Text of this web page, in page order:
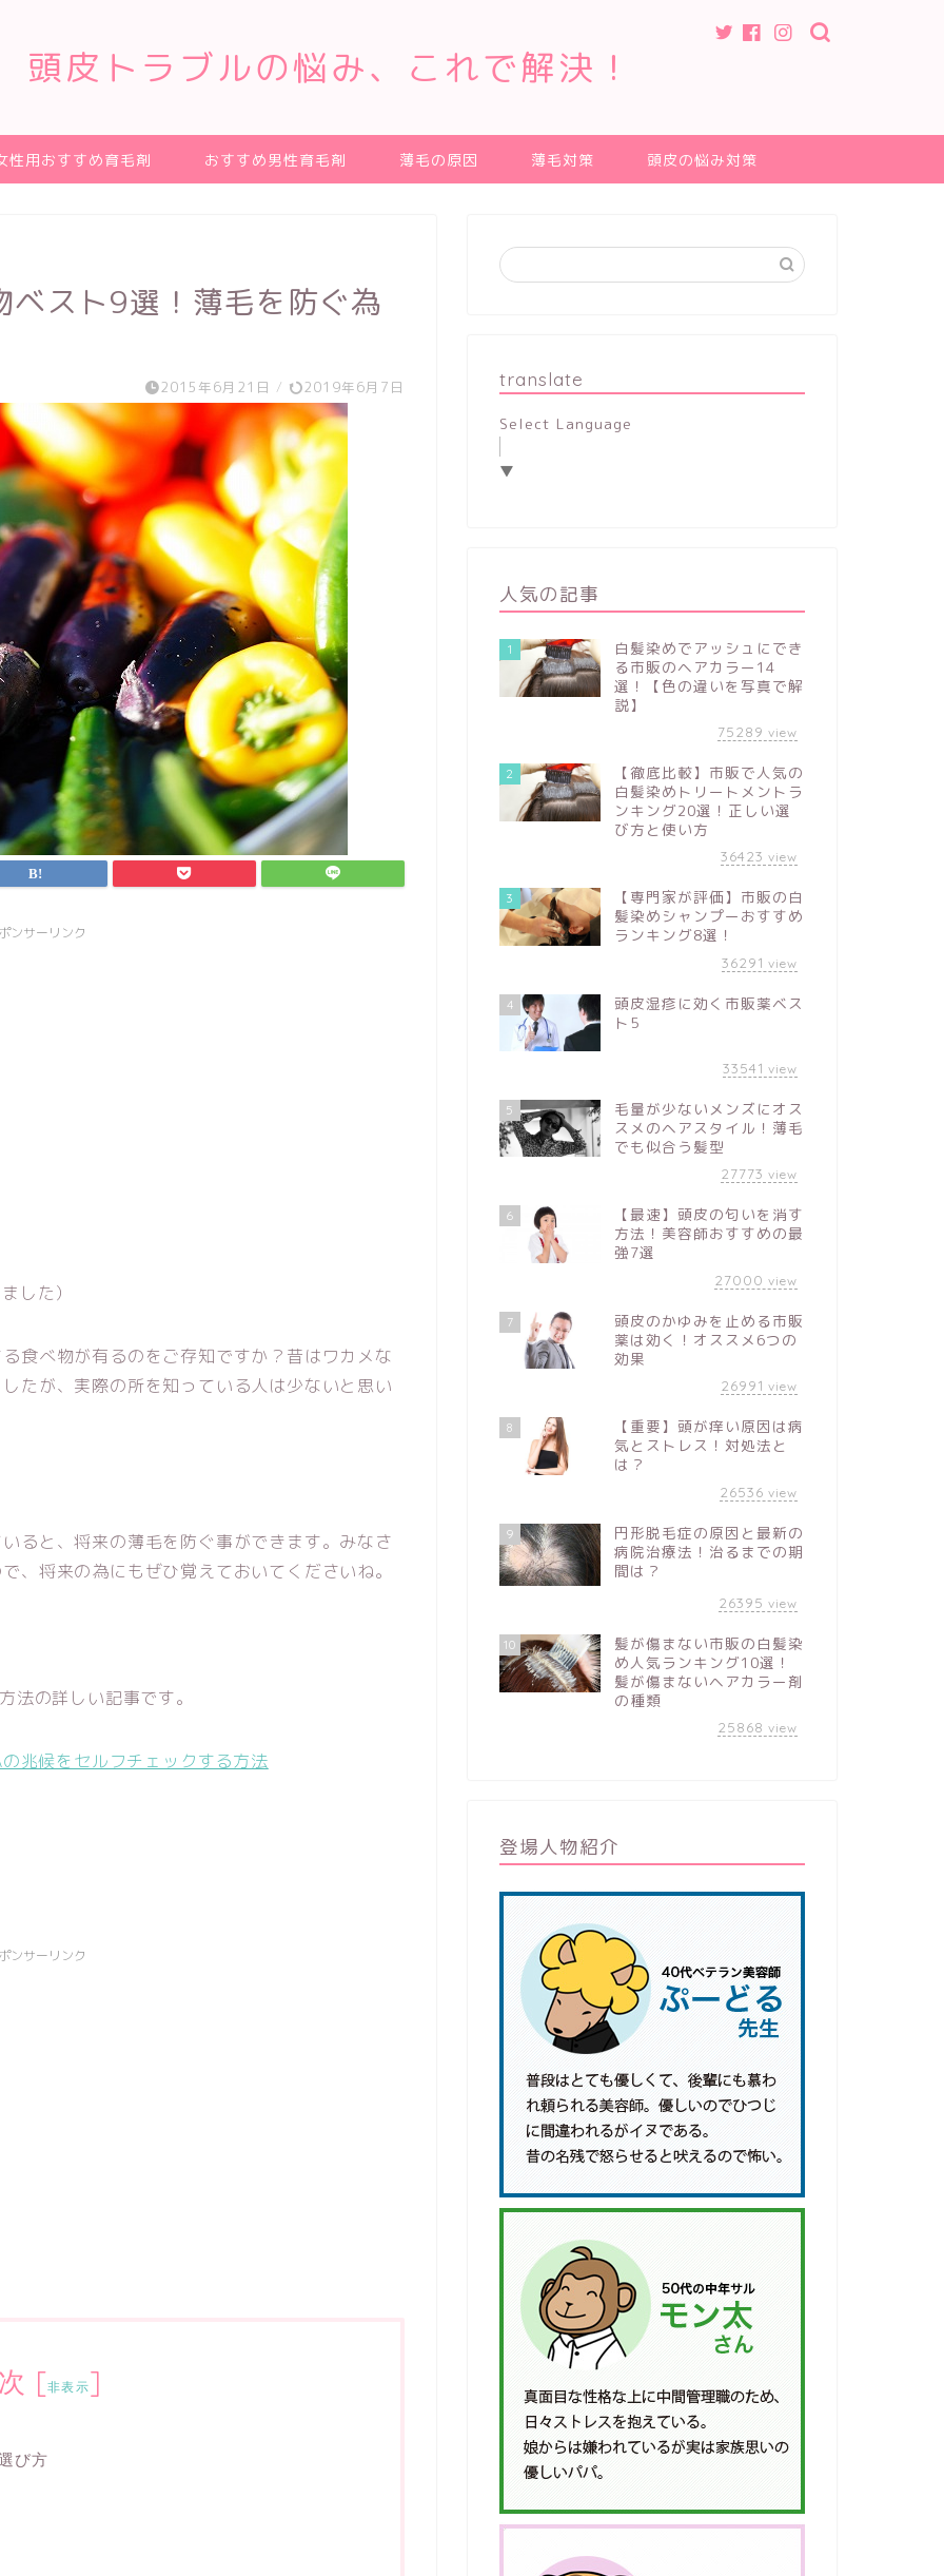
頭皮トラブルの悩み、これで解決！
性用おすすめ育毛剤 おすすめ男性育毛剤 薄毛の原因 薄毛対策 頭皮の悩み対策
スト9選！薄毛を防ぐ為
2015年6月21日 / 2019年6月7日
ンサーリンク
した）
食べ物が有るのをご存知ですか？昔はワカメな
たが、実際の所を知っている人は少ないと思い
ると、将来の薄毛を防ぐ事ができます。みなさ
、将来の為にもぜひ覚えておいてくださいね。
の詳しい記事です。
兆候をセルフチェックする方法
ンサーリンク
[非表示]
び方
translate
Select Language
▼
人気の記事
1
白髪染めでアッシュにでき
る市販のヘアカラー14
選！【色の違いを写真で解
説】
75289 view
2
【徹底比較】市販で人気の
白髪染めトリートメントラ
ンキング20選！正しい選
び方と使い方
36423 view
3
【専門家が評価】市販の白
髪染めシャンプーおすすめ
ランキング8選！
36291 view
4
頭皮湿疹に効く市販薬ベス
ト5
33541 view
5
毛量が少ないメンズにオス
スメのヘアスタイル！薄毛
でも似合う髪型
27773 view
6
【最速】頭皮の匂いを消す
方法！美容師おすすめの最
強7選
27000 view
7
頭皮のかゆみを止める市販
薬は効く！オススメ6つの
効果
26991 view
8
【重要】頭が痒い原因は病
気とストレス！対処法と
は？
26536 view
9
円形脱毛症の原因と最新の
病院治療法！治るまでの期
間は？
26395 view
10
髪が傷まない市販の白髪染
め人気ランキング10選！
髪が傷まないヘアカラー剤
の種類
25868 view
登場人物紹介